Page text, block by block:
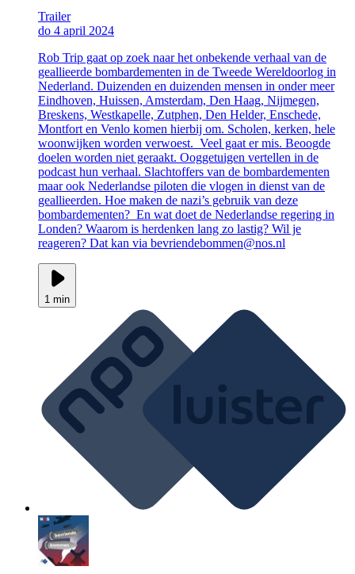
Trailer
do 4 april 2024
Rob Trip gaat op zoek naar het onbekende verhaal van de
geallieerde bombardementen in de Tweede Wereldoorlog in
Nederland. Duizenden en duizenden mensen in onder meer
Eindhoven, Huissen, Amsterdam, Den Haag, Nijmegen,
Breskens, Westkapelle, Zutphen, Den Helder, Enschede,
Montfort en Venlo komen hierbij om. Scholen, kerken, hele
woonwijken worden verwoest. Veel gaat er mis. Beoogde
doelen worden niet geraakt. Ooggetuigen vertellen in de
podcast hun verhaal. Slachtoffers van de bombardementen
maar ook Nederlandse piloten die vlogen in dienst van de
geallieerden. Hoe maken de nazi’s gebruik van deze
bombardementen? En wat doet de Nederlandse regering in
Londen? Waarom is herdenken lang zo lastig? Wil je
reageren? Dat kan via bevriendebommen@nos.nl
1 min